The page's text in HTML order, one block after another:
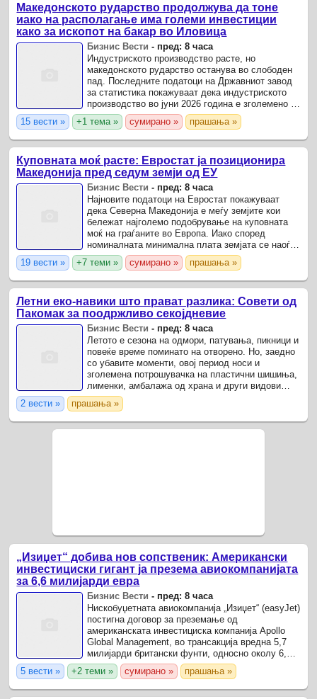
Македонското рударство продолжува да тоне
иако на располагање има големи инвестиции
како за ископот на бакар во Иловица
Бизнис Вести - пред: 8 часа
Индустриското производство расте, но
македонското рударство останува во слободен
пад. Последните податоци на Државниот завод
за статистика покажуваат дека индустриското
производство во јуни 2026 година е зголемено за
6,5% во однос на јуни 2025 година, но сепак
продолжува ...
15 вести » +1 тема » сумирано » прашања »
Куповната моќ расте: Евростат ја позиционира
Македонија пред седум земји од ЕУ
Бизнис Вести - пред: 8 часа
Најновите податоци на Евростат покажуваат
дека Северна Македонија е меѓу земјите кои
бележат најголемо подобрување на куповната
моќ на граѓаните во Европа. Иако според
номиналната минимална плата земјата се наоѓа
во долниот дел од европската ранг-листа,
сликата значително се ...
19 вести » +7 теми » сумирано » прашања »
Летни еко-навики што прават разлика: Совети од
Пакомак за поодржливо секојдневие
Бизнис Вести - пред: 8 часа
Летото е сезона на одмори, патувања, пикници и
повеќе време поминато на отворено. Но, заедно
со убавите моменти, овој период носи и
зголемена потрошувачка на пластични шишиња,
лименки, амбалажа од храна и други видови
отпад.
2 вести » прашања »
„Изиџет“ добива нов сопственик: Американски
инвестициски гигант ја презема авиокомпанијата
за 6,6 милијарди евра
Бизнис Вести - пред: 8 часа
Нискобуџетната авиокомпанија „Изиџет“ (easyJet)
постигна договор за преземање од
американската инвестициска компанија Apollo
Global Management, во трансакција вредна 5,7
милијарди британски фунти, односно околу 6,6
милијарди евра.
5 вести » +2 теми » сумирано » прашања »